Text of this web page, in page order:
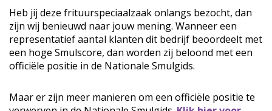
Heb jij deze frituurspeciaalzaak onlangs bezocht, dan
zijn wij benieuwd naar jouw mening. Wanneer een
representatief aantal klanten dit bedrijf beoordeelt met
een hoge Smulscore, dan worden zij beloond met een
officiële positie in de Nationale Smulgids.
Maar er zijn meer manieren om een officiële positie te